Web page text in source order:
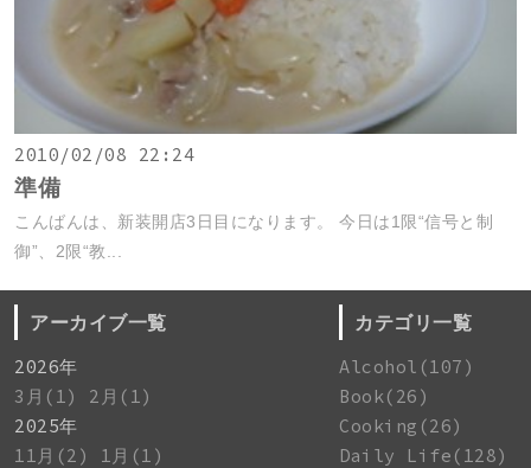
2010/02/08 22:24
準備
こんばんは、新装開店3日目になります。 今日は1限“信号と制
御”、2限“教...
アーカイブ一覧
2026年
3月(1)
2月(1)
2025年
11月(2)
1月(1)
カテゴリ一覧
Alcohol(107)
Book(26)
Cooking(26)
Daily Life(128)